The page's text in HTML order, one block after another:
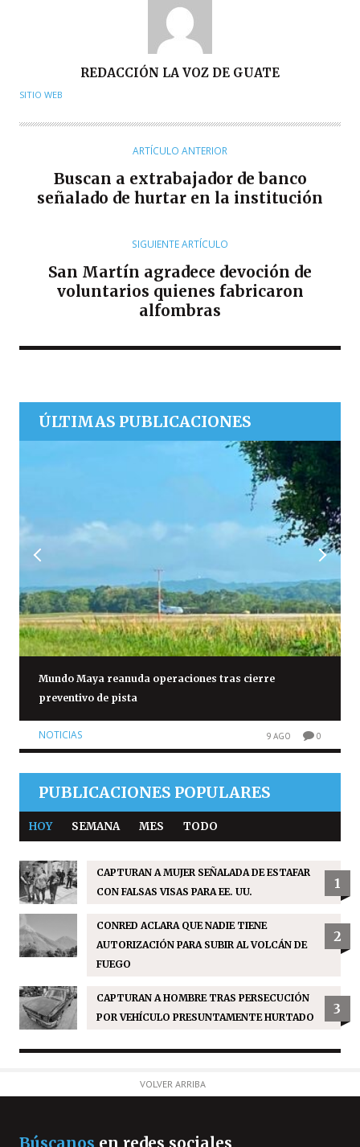
U
O
REDACCIÓN LA VOZ DE GUATE
SITIO WEB
ARTÍCULO ANTERIOR
Buscan a extrabajador de banco
señalado de hurtar en la institución
SIGUIENTE ARTÍCULO
San Martín agradece devoción de
voluntarios quienes fabricaron
alfombras
ÚLTIMAS PUBLICACIONES
Mundo Maya reanuda operaciones tras cierre
preventivo de pista
NOTICIAS 9 AGO 0
PUBLICACIONES POPULARES
HOY SEMANA MES TODO
CAPTURAN A MUJER SEÑALADA DE ESTAFAR
CON FALSAS VISAS PARA EE. UU.
1
CONRED ACLARA QUE NADIE TIENE
AUTORIZACIÓN PARA SUBIR AL VOLCÁN DE
FUEGO
2
CAPTURAN A HOMBRE TRAS PERSECUCIÓN
POR VEHÍCULO PRESUNTAMENTE HURTADO
3
VOLVER ARRIBA
Búscanos en redes sociales